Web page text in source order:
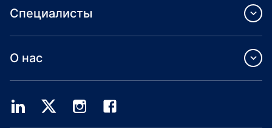
Специалисты
О нас